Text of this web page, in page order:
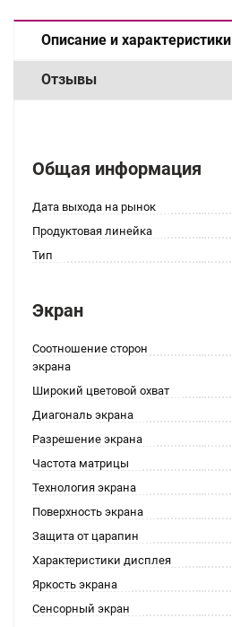
Описание и характеристики
Отзывы
Общая информация
Дата выхода на рынок
Продуктовая линейка
Тип
Экран
Соотношение сторон
экрана
Широкий цветовой охват
Диагональ экрана
Разрешение экрана
Частота матрицы
Технология экрана
Поверхность экрана
Защита от царапин
Характеристики дисплея
Яркость экрана
Сенсорный экран